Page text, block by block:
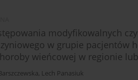
modyfikowalnych
w grupie pacjentów
wieńcowej w regionie
, Lech Panasiuk